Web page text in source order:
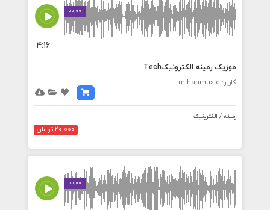
00:00
4:16
موزیک زمینه الکترونیکTech
کاربر: mihanmusic
زمینه / الکترونیک
20,000 تومان
00:00